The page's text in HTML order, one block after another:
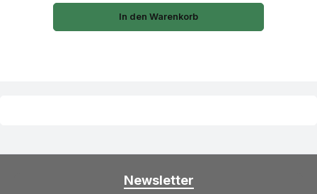
In den Warenkorb
Newsletter